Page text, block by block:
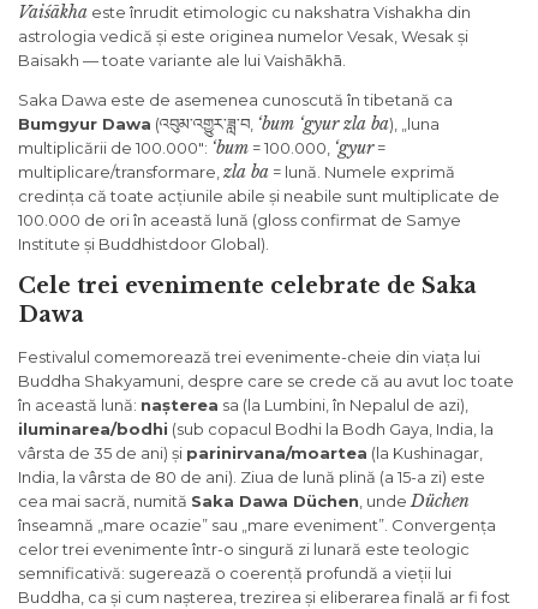
Vaiśākha este înrudit etimologic cu nakshatra Vishakha din
astrologia vedică și este originea numelor Vesak, Wesak și
Baisakh — toate variante ale lui Vaishākhā.
Saka Dawa este de asemenea cunoscută în tibetană ca
Bumgyur Dawa (འབུམ་འགྱུར་ཟླ་བ, ‘bum ‘gyur zla ba), „luna
multiplicării de 100.000″: ‘bum = 100.000, ‘gyur=
multiplicare/transformare, zla ba = lună. Numele exprimă
credința că toate acțiunile abile și neabile sunt multiplicate de
100.000 de ori în această lună (gloss confirmat de Samye
Institute și Buddhistdoor Global).
Cele trei evenimente celebrate de Saka
Dawa
Festivalul comemorează trei evenimente-cheie din viața lui
Buddha Shakyamuni, despre care se crede că au avut loc toate
în această lună: nașterea sa (la Lumbini, în Nepalul de azi),
iluminarea/bodhi (sub copacul Bodhi la Bodh Gaya, India, la
vârsta de 35 de ani) și parinirvana/moartea (la Kushinagar,
India, la vârsta de 80 de ani). Ziua de lună plină (a 15-a zi) este
cea mai sacră, numită Saka Dawa Düchen , unde Düchen
înseamnă „mare ocazie” sau „mare eveniment”. Convergența
celor trei evenimente într-o singură zi lunară este teologic
semnificativă: sugerează o coerență profundă a vieții lui
Buddha, ca și cum nașterea, trezirea și eliberarea finală ar fi fost